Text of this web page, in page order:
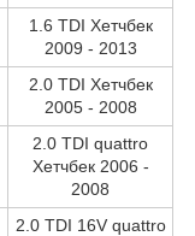
1.6 TDI Хетчбек
2009 - 2013
2.0 TDI Хетчбек
2005 - 2008
2.0 TDI quattro
Хетчбек 2006 -
2008
2.0 TDI 16V quattro